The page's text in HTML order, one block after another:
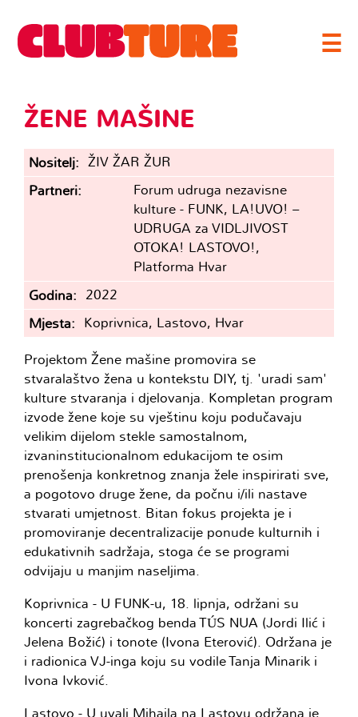
☰
ŽENE MAŠINE
Nositelj
ŽIV ŽAR ŽUR
Partneri
Forum udruga nezavisne
kulture - FUNK, LA!UVO! –
UDRUGA za VIDLJIVOST
OTOKA! LASTOVO!,
Platforma Hvar
Godina
2022
Mjesta
Koprivnica, Lastovo, Hvar
Projektom Žene mašine promovira se
stvaralaštvo žena u kontekstu DIY, tj. 'uradi sam'
kulture stvaranja i djelovanja. Kompletan program
izvode žene koje su vještinu koju podučavaju
velikim dijelom stekle samostalnom,
izvaninstitucionalnom edukacijom te osim
prenošenja konkretnog znanja žele inspirirati sve,
a pogotovo druge žene, da počnu i/ili nastave
stvarati umjetnost. Bitan fokus projekta je i
promoviranje decentralizacije ponude kulturnih i
edukativnih sadržaja, stoga će se programi
odvijaju u manjim naseljima.
Koprivnica - U FUNK-u, 18. lipnja, održani su
koncerti zagrebačkog benda TÚS NUA (Jordi Ilić i
Jelena Božić) i tonote (Ivona Eterović). Održana je
i radionica VJ-inga koju su vodile Tanja Minarik i
Ivona Ivković.